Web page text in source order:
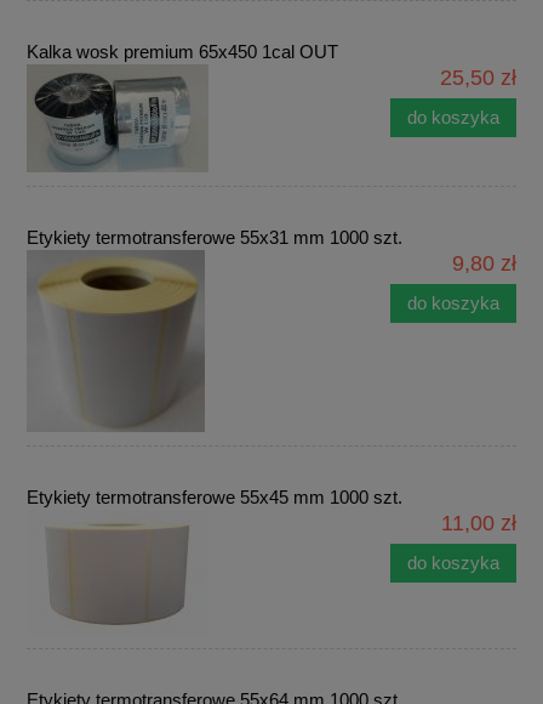
Kalka wosk premium 65x450 1cal OUT
25,50 zł
do koszyka
Etykiety termotransferowe 55x31 mm 1000 szt.
9,80 zł
do koszyka
Etykiety termotransferowe 55x45 mm 1000 szt.
11,00 zł
do koszyka
Etykiety termotransferowe 55x64 mm 1000 szt.